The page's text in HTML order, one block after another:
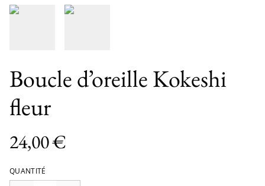
Boucle d’oreille Kokeshi
fleur
24,00 €
QUANTITÉ